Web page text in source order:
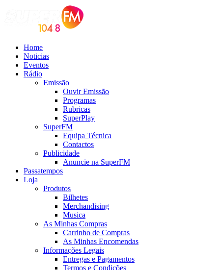
Home
Noticias
Eventos
Rádio
Emissão
Ouvir Emissão
Programas
Rubricas
SuperPlay
SuperFM
Equipa Técnica
Contactos
Publicidade
Anuncie na SuperFM
Passatempos
Loja
Produtos
Bilhetes
Merchandising
Musica
As Minhas Compras
Carrinho de Compras
As Minhas Encomendas
Informações Legais
Entregas e Pagamentos
Termos e Condições